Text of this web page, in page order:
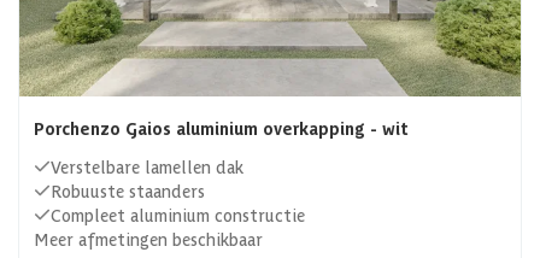
Porchenzo Gaios aluminium overkapping - wit
Verstelbare lamellen dak
Robuuste staanders
Compleet aluminium constructie
Meer afmetingen beschikbaar